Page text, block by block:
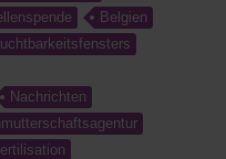
Belgien
Nachrichten